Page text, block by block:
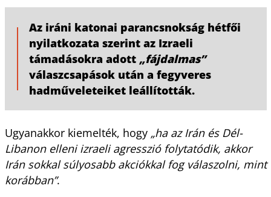
Az iráni katonai parancsnokság hétfői
nyilatkozata szerint az Izraeli
támadásokra adott„fájdalmas”
válaszcsapások után a fegyveres
hadműveleteiket leállították.
Ugyanakkor kiemelték, hogy „ha az Irán és Dél-
Libanon elleni izraeli agresszió folytatódik, akkor
Irán sokkal súlyosabb akciókkal fog válaszolni, mint
korábban”.